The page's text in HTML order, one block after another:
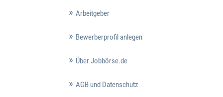
Arbeitgeber
Bewerberprofil anlegen
Über Jobbörse.de
AGB und Datenschutz